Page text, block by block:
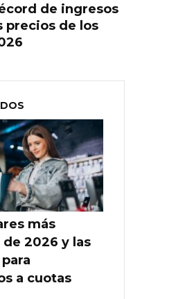
de ingresos
precios de los
más
2026 y las
a cuotas